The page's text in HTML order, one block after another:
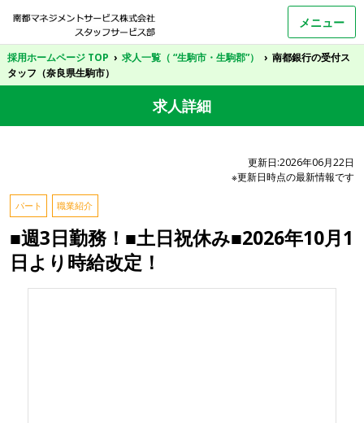
メニュー
採用ホームページ TOP › 求人一覧（ “生駒市・生駒郡”） › 南都銀行の受付ス
タッフ（奈良県生駒市）
求人詳細
更新日:2026年06月22日
※更新日時点の最新情報です
パート 職業紹介
■週3日勤務！■土日祝休み■2026年10月1
日より時給改定！